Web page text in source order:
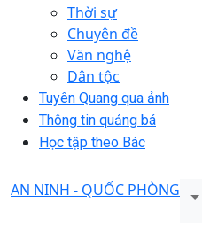
Thời sự
Chuyên đề
Văn nghệ
Dân tộc
Tuyên Quang qua ảnh
Thông tin quảng bá
Học tập theo Bác
AN NINH - QUỐC PHÒNG